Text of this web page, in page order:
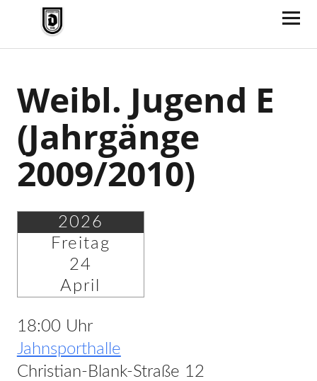
TV Jahn Duderstadt
Weibl. Jugend E
(Jahrgänge
2009/2010)
2026
Freitag
24
April
18:00 Uhr
Jahnsporthalle
Christian-Blank-Straße 12